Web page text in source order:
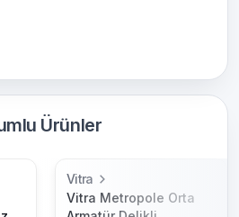
Ürünler
Vitra
Vitra Metropole Orta